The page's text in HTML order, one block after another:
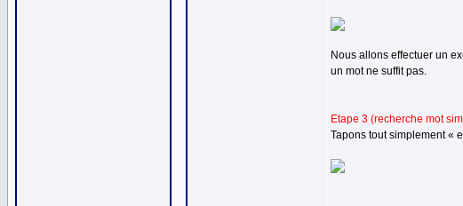
Nous allons effectuer un
un mot ne suffit pas.
Etape 3 (recherche mot
Tapons tout simplement «